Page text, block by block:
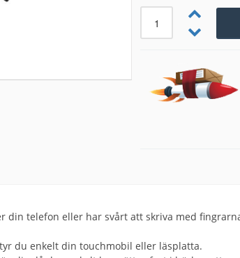
din telefon eller har svårt att skriva med
du enkelt din touchmobil eller läsplatta.